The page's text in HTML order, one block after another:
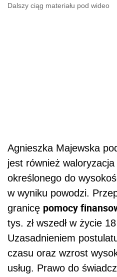
Dalszy ciąg materiału pod wideo
Agnieszka Majewska
jest również
określonego do
w wyniku powodzi.
granicę pomocy
tys. zł wszedł w życie
Uzasadnieniem
czasu oraz wzrost
usług. Prawo do